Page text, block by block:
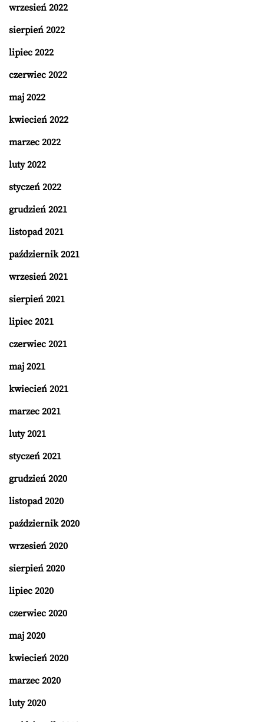
wrzesień 2022
sierpień 2022
lipiec 2022
czerwiec 2022
maj 2022
kwiecień 2022
marzec 2022
luty 2022
styczeń 2022
grudzień 2021
listopad 2021
październik 2021
wrzesień 2021
sierpień 2021
lipiec 2021
czerwiec 2021
maj 2021
kwiecień 2021
marzec 2021
luty 2021
styczeń 2021
grudzień 2020
listopad 2020
październik 2020
wrzesień 2020
sierpień 2020
lipiec 2020
czerwiec 2020
maj 2020
kwiecień 2020
marzec 2020
luty 2020